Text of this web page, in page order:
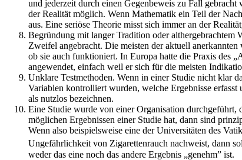
und jederzeit durch einen Gegenbeweis zu Fall
der Realität möglich. Wenn Mathematik ein Teil der
aus. Eine seriöse Theorie misst sich immer an der
Begründung mit langer Tradition oder althergebrachtem
Zweifel angebracht. Die meisten der aktuell
ob sie auch funktioniert. In Europa hatte die Praxis des
angewendet, einfach weil er sich für die meisten
Unklare Testmethoden. Wenn in einer Studie nicht klar
Variablen kontrolliert wurden, welche Ergebnisse
als nutzlos bezeichnen.
Eine Studie wurde von einer Organisation durchgeführt,
möglichen Ergebnissen einer Studie hat, dann sind
Wenn also beispielsweise eine der Universitäten des
Ungefährlichkeit von Zigarettenrauch nachweist, dann
weder das eine noch das andere Ergebnis „genehm” ist.